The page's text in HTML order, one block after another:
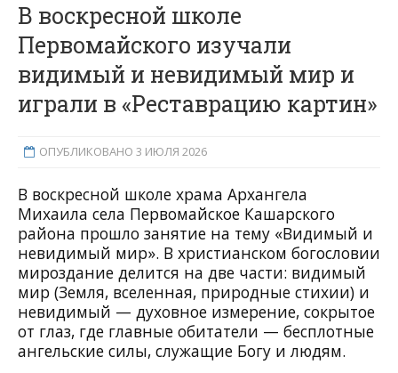
В воскресной школе
Первомайского изучали
видимый и невидимый мир и
играли в «Реставрацию картин»
ОПУБЛИКОВАНО 3 ИЮЛЯ 2026
В воскресной школе храма Архангела
Михаила села Первомайское Кашарского
района прошло занятие на тему «Видимый и
невидимый мир». В христианском богословии
мироздание делится на две части: видимый
мир (Земля, вселенная, природные стихии) и
невидимый — духовное измерение, сокрытое
от глаз, где главные обитатели — бесплотные
ангельские силы, служащие Богу и людям.